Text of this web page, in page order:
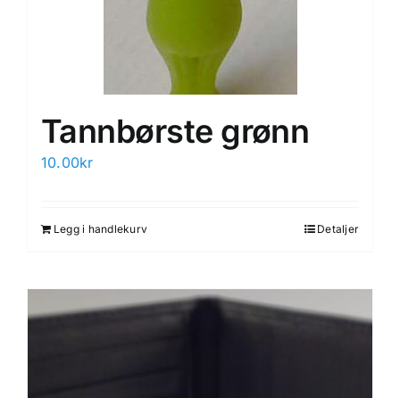
Tannbørste grønn
10.00kr
Legg i handlekurv Detaljer